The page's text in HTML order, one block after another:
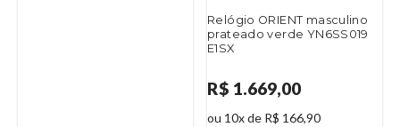
Relógio ORIENT masculino
prateado verde YN6SS019
E1SX
R$ 1.669,00
ou 10x de R$ 166,90